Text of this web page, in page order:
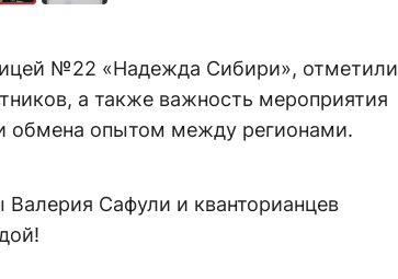
№22 «Надежда Сибири», отметили
а также важность мероприятия
обмена опытом между регионами.
Сафули и кванторианцев